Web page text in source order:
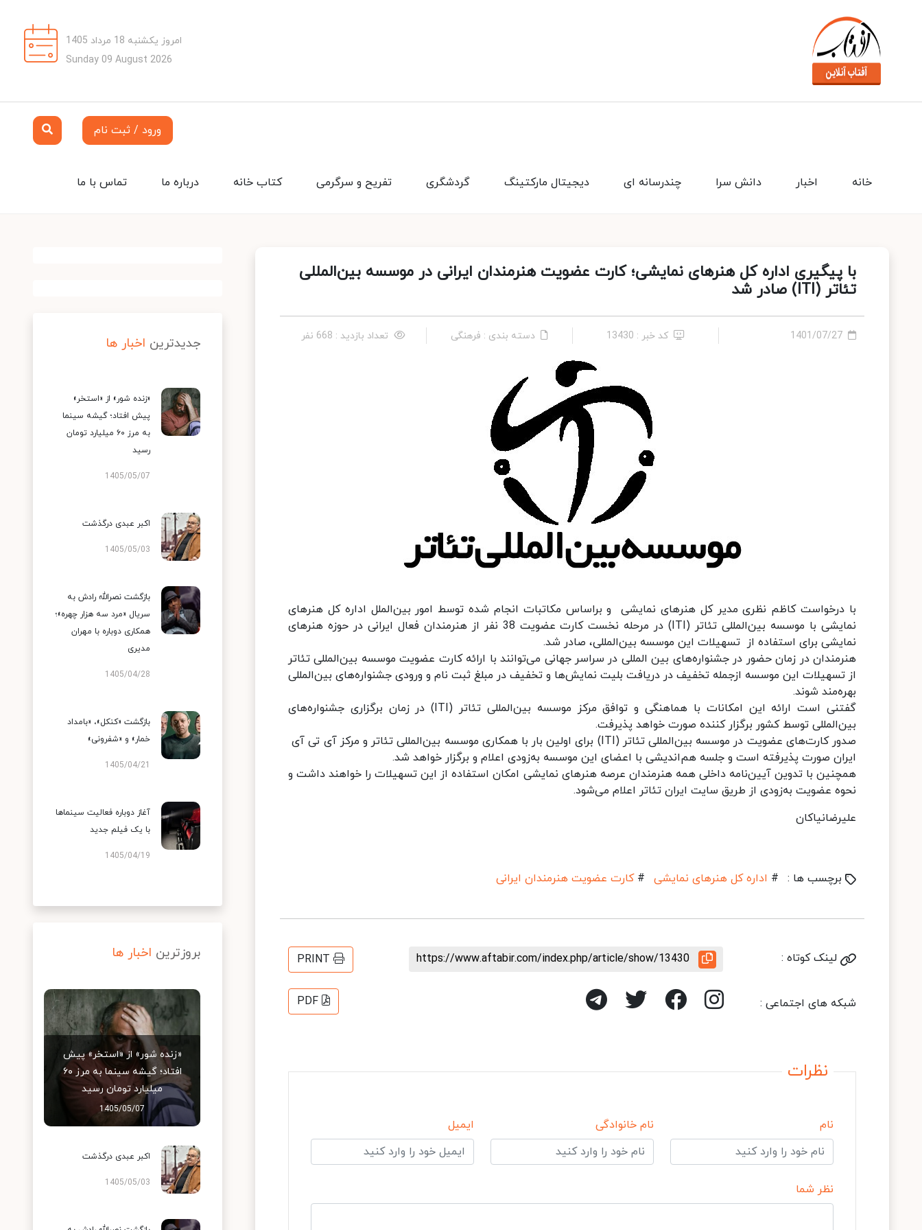
امروز یکشنبه 18 مرداد 1405
Sunday 09 August 2026
ورود / ثبت نام
تماس با ما درباره ما کتاب خانه تفریح و سرگرمی گردشگری دیجیتال مارکتینگ چندرسانه ای دانش سرا اخبار خانه
با پیگیری اداره کل هنرهای نمایشی؛ کارت عضویت هنرمندان ایرانی در موسسه بین‌المللی
تئاتر (ITI) صادر شد
1401/07/27 کد خبر : 13430 دسته بندی : فرهنگی تعداد بازدید : 668 نفر
با درخواست کاظم نظری مدیر کل هنرهای نمایشی و براساس مکاتبات انجام شده توسط امور بین‌الملل اداره کل هنرهای
نمایشی با موسسه بین‌المللی تئاتر (ITI) در مرحله نخست کارت عضویت 38 نفر از هنرمندان فعال ایرانی در حوزه‌ هنرهای
نمایشی برای استفاده از تسهیلات این موسسه بین‌المللی، صادر شد.
هنرمندان در زمان حضور در جشنواره‌های بین المللی در سراسر جهانی می‌‌توانند با ارائه کارت عضویت موسسه بین‌المللی تئاتر
از تسهیلات این موسسه ازجمله تخفیف در دریافت بلیت نمایش‌ها و تخفیف در مبلغ ثبت نام و ورودی جشنواره‌های بین‌المللی
بهره‌مند شوند.
گفتنی است ارائه این امکانات با هماهنگی و توافق مرکز موسسه بین‌المللی تئاتر (ITI) در زمان برگزاری جشنواره‌های
بین‌المللی توسط کشور برگزار کننده صورت خواهد پذیرفت.
صدور کارت‌های عضویت در موسسه بین‌المللی تئاتر (ITI) برای اولین بار با همکاری موسسه بین‌المللی تئاتر و مرکز آی تی آی
ایران صورت پذیرفته است و جلسه هم‌اندیشی با اعضای این موسسه به‌زودی اعلام و برگزار خواهد شد.
همچنین با تدوین آیین‌نامه داخلی همه هنرمندان عرصه هنرهای نمایشی امکان استفاده از این تسهیلات را خواهند داشت و
نحوه عضویت به‌زودی از طریق سایت ایران تئاتر اعلام می‌شود.
علیرضانیاکان
برچسب ها : # اداره کل هنرهای نمایشی # کارت عضویت هنرمندان ایرانی
لینک کوتاه : https://www.aftabir.com/index.php/article/show/13430
PRINT
شبکه های اجتماعی : PDF
نظرات
نام نام خانوادگی ایمیل
نظر شما
جدیدترین اخبار ها
«زنده شور» از «استخر»
پیش افتاد؛ گیشه سینما
به مرز ۶۰ میلیارد تومان
رسید
1405/05/07
اکبر عبدی درگذشت
1405/05/03
بازگشت نصرالله رادش به
سریال «مرد سه هزار چهره»؛
همکاری دوباره با مهران
مدیری
1405/04/28
بازگشت «کنکل»، «بامداد
خمار» و «شفرونی»
1405/04/21
آغاز دوباره فعالیت سینماها
با یک فیلم جدید
1405/04/19
بروزترین اخبار ها
«زنده شور» از «استخر» پیش
افتاد؛ گیشه سینما به مرز ۶۰
میلیارد تومان رسید
1405/05/07
اکبر عبدی درگذشت
1405/05/03